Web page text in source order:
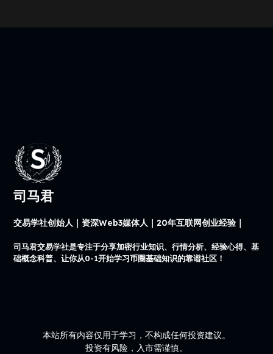
司马君
交易学社创始人｜资深Web3媒体人｜20年互联网创业经验｜
司马君交易学社是专注于分享加密行业知识、行情分析、经验心得、基
础概念科普、让你从0-1开始学习币圈基础知识的靠谱社区！
本站所有内容仅用于学习，不构成任何投资建议。
投资有风险，入市需谨慎。